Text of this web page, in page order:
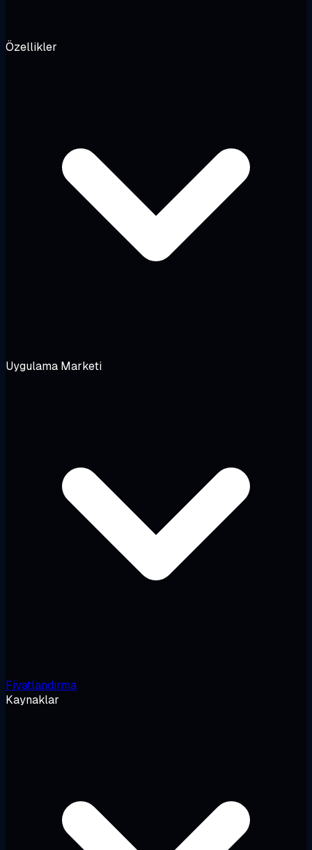
Özellikler
Uygulama Marketi
Fiyatlandırma
Kaynaklar